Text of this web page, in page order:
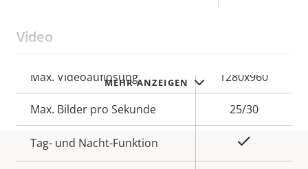
MEHR ANZEIGEN
Video
Eigentumsbeschreibung Eigentumswert
Max. Videoauflösung 1280x960
Max. Bilder pro Sekunde 25/30
Tag- und Nacht-Funktion